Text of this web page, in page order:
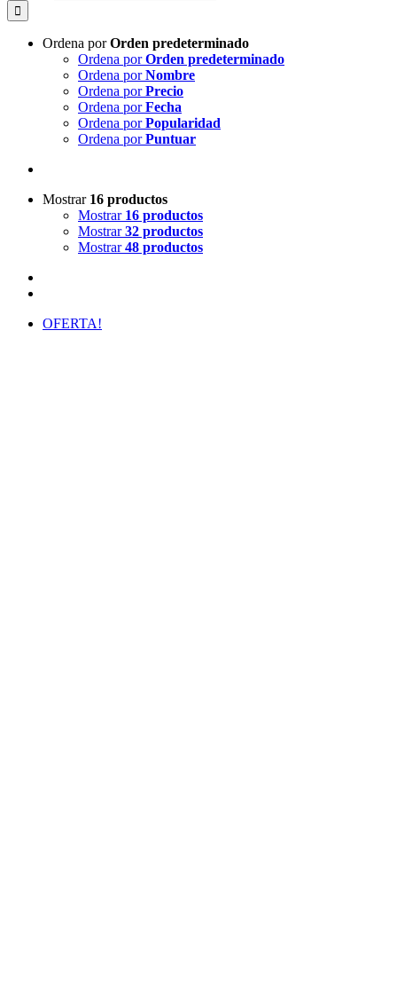
Ordena porOrden predeterminado
Ordena porOrden predeterminado
Ordena porNombre
Ordena porPrecio
Ordena porFecha
Ordena porPopularidad
Ordena porPuntuar
Mostrar 16 productos
Mostrar 16 productos
Mostrar32 productos
Mostrar48 productos
OFERTA!